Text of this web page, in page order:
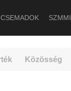
CSEMADOK SZMMI
Közösség